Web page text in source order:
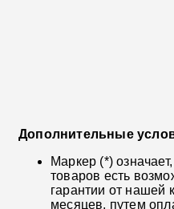
Дополнительные
Маркер (*)
товаров есть
гарантии от нашей
месяцев, путем